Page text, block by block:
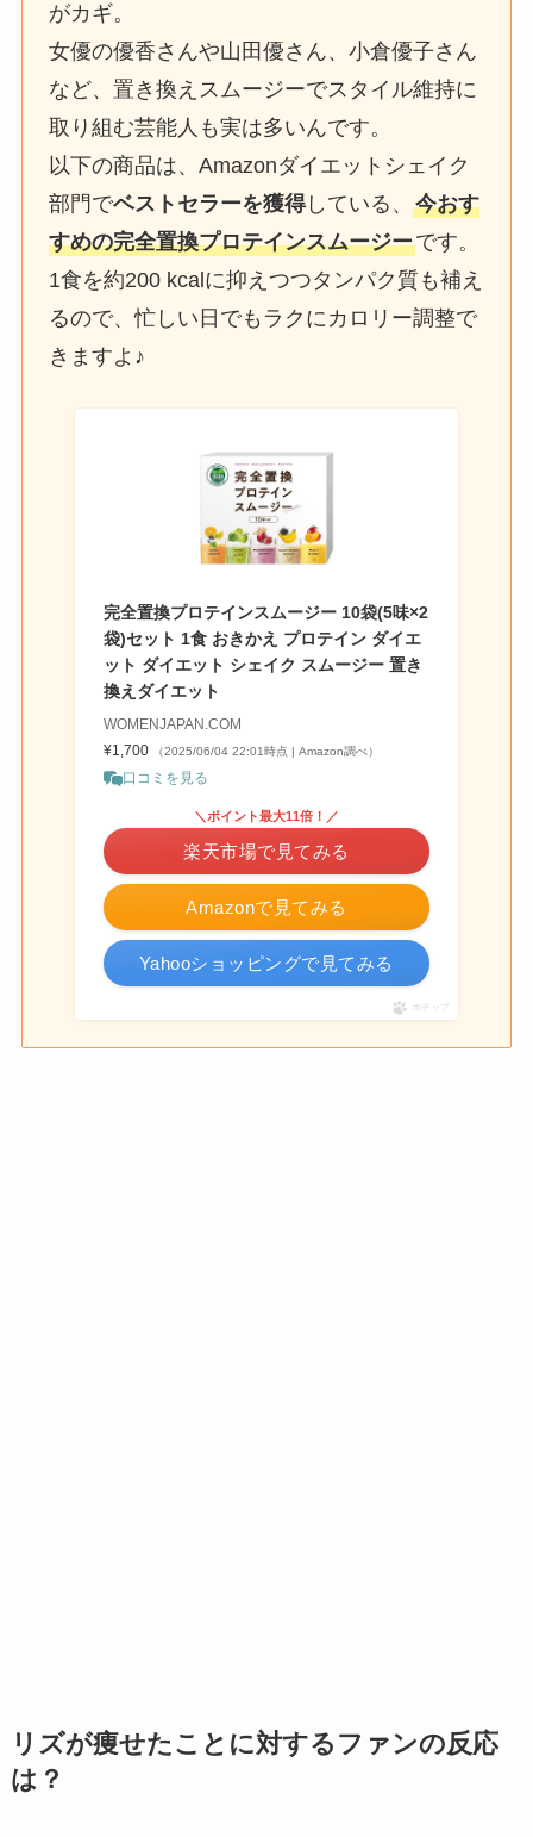
がカギ。
女優の優香さんや山田優さん、小倉優子さん
など、置き換えスムージーでスタイル維持に
取り組む芸能人も実は多いんです。
以下の商品は、Amazonダイエットシェイク
部門でベストセラーを獲得している、今おす
すめの完全置換プロテインスムージーです。
1食を約200 kcalに抑えつつタンパク質も補え
るので、忙しい日でもラクにカロリー調整で
きますよ♪
完全置換プロテインスムージー 10袋(5味×2
袋)セット 1食 おきかえ プロテイン ダイエ
ット ダイエット シェイク スムージー 置き
換えダイエット
WOMENJAPAN.COM
¥1,700
（2025/06/04 22:01時点 | Amazon調べ）
口コミを見る
Amazonで見てみる
＼ポイント最大11倍！／
楽天市場で見てみる
Yahooショッピングで見てみる
ポチップ
リズが痩せたことに対するファンの反応
は？